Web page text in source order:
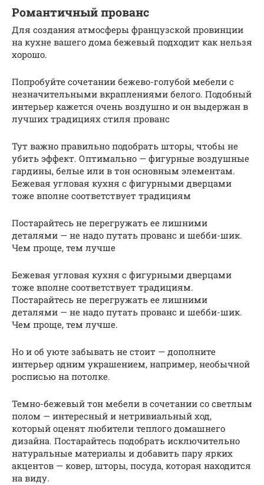
Романтичный прованс
Для создания атмосферы французской провинции
на кухне вашего дома бежевый подходит как нельзя
хорошо.
Попробуйте сочетании бежево-голубой мебели с
незначительными вкраплениями белого. Подобный
интерьер кажется очень воздушно и он выдержан в
лучших традициях стиля прованс
Тут важно правильно подобрать шторы, чтобы не
убить эффект. Оптимально — фигурные воздушные
гардины, белые или в тон основным элементам.
Бежевая угловая кухня с фигурными дверцами
тоже вполне соответствует традициям
Постарайтесь не перегружать ее лишними
деталями — не надо путать прованс и шебби-шик.
Чем проще, тем лучше
Бежевая угловая кухня с фигурными дверцами
тоже вполне соответствует традициям.
Постарайтесь не перегружать ее лишними
деталями — не надо путать прованс и шебби-шик.
Чем проще, тем лучше.
Но и об уюте забывать не стоит — дополните
интерьер одним украшением, например, необычной
росписью на потолке.
Темно-бежевый тон мебели в сочетании со светлым
полом — интересный и нетривиальный ход,
который оценят любители теплого домашнего
дизайна. Постарайтесь подобрать исключительно
натуральные материалы и добавить пару ярких
акцентов — ковер, шторы, посуда, которая находится
на виду.